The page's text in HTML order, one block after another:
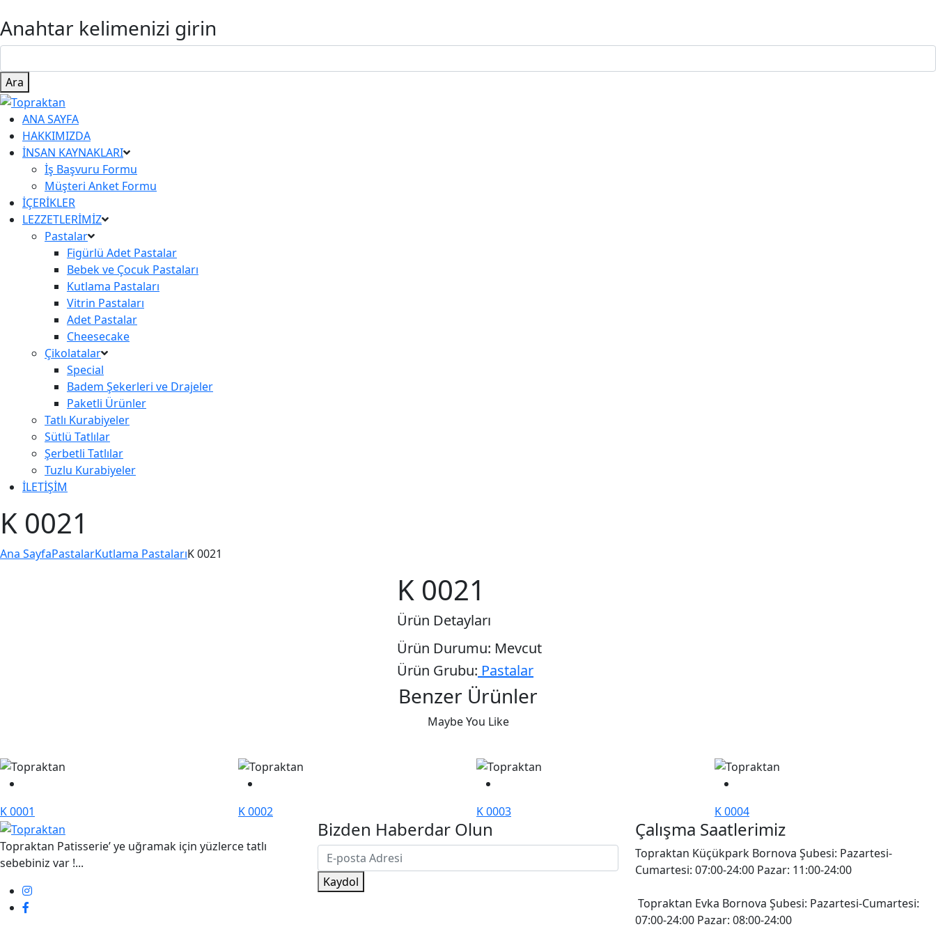
Anahtar kelimenizi girin
Ara
ANA SAYFA
HAKKIMIZDA
İNSAN KAYNAKLARI
İş Başvuru Formu
Müşteri Anket Formu
İÇERİKLER
LEZZETLERİMİZ
Pastalar
Figürlü Adet Pastalar
Bebek ve Çocuk Pastaları
Kutlama Pastaları
Vitrin Pastaları
Adet Pastalar
Cheesecake
Çikolatalar
Special
Badem Şekerleri ve Drajeler
Paketli Ürünler
Tatlı Kurabiyeler
Sütlü Tatlılar
Şerbetli Tatlılar
Tuzlu Kurabiyeler
İLETİŞİM
K 0021
Ana SayfaPastalarKutlama PastalarıK 0021
K 0021
Ürün Detayları
Ürün Durumu: Mevcut
Ürün Grubu: Pastalar
Benzer Ürünler
Maybe You Like
K 0001 K 0002 K 0003 K 0004
Topraktan Patisserie’ ye uğramak için yüzlerce tatlı
sebebiniz var !...
Bizden Haberdar Olun
Kaydol
Çalışma Saatlerimiz
Topraktan Küçükpark Bornova Şubesi: Pazartesi-
Cumartesi: 07:00-24:00 Pazar: 11:00-24:00
Topraktan Evka Bornova Şubesi: Pazartesi-Cumartesi:
07:00-24:00 Pazar: 08:00-24:00